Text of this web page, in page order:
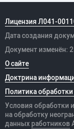
Лицензия Л041-
Дата создания
Документ изменён:
О сайте
Доктрина
Политика
Условия обработки
на обработку
данных работников